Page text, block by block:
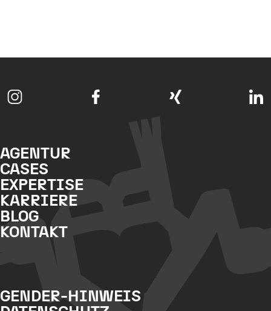
AGENTUR
CASES
EXPERTISE
KARRIERE
BLOG
KONTAKT
GENDER-HINWEIS